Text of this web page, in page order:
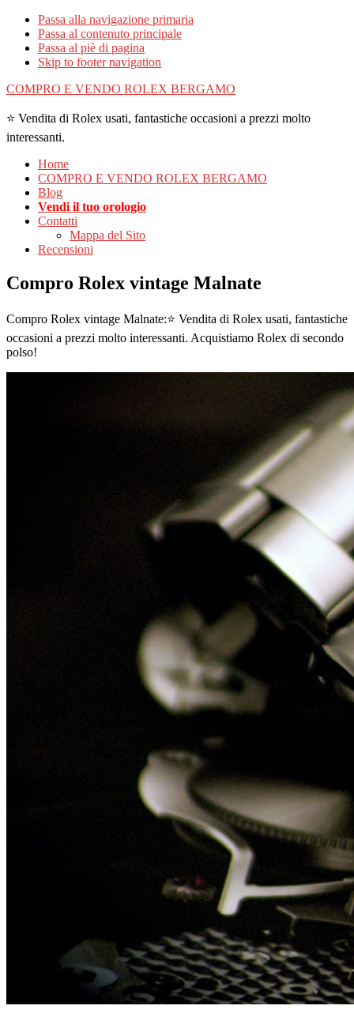
Passa alla navigazione primaria
Passa al contenuto principale
Passa al piè di pagina
Skip to footer navigation
COMPRO E VENDO ROLEX BERGAMO
⭐ Vendita di Rolex usati, fantastiche occasioni a prezzi molto
interessanti.
Home
COMPRO E VENDO ROLEX BERGAMO
Blog
Vendi il tuo orologio
Contatti
Mappa del Sito
Recensioni
Compro Rolex vintage Malnate
Compro Rolex vintage Malnate:⭐ Vendita di Rolex usati, fantastiche
occasioni a prezzi molto interessanti. Acquistiamo Rolex di secondo
polso!